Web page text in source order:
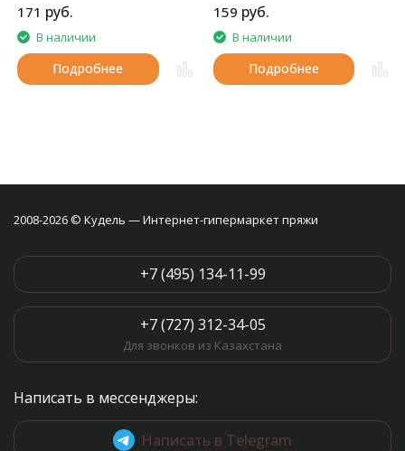
171 руб.
В наличии
Подробнее
159 руб.
В наличии
Подробнее
2008-2026 © Кудель — Интернет-гипермаркет пряжи
+7 (495) 134-11-99
+7 (727) 312-34-05
Для звонков из Казахстана
Написать в мессенджеры:
Написать в Telegram